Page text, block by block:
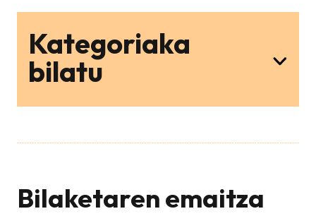
Kategoriaka
bilatu
Bilaketaren emaitza